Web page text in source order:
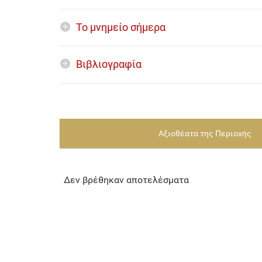
Το μνημείο σήμερα
Βιβλιογραφία
Αξιοθέατα της Περιοχής
Δεν βρέθηκαν αποτελέσματα